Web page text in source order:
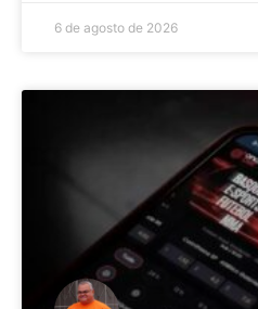
6 de agosto de 2026